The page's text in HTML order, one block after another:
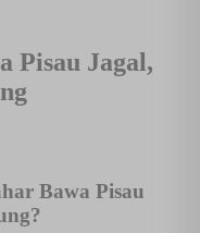
Pisau Jagal,
Bawa Pisau